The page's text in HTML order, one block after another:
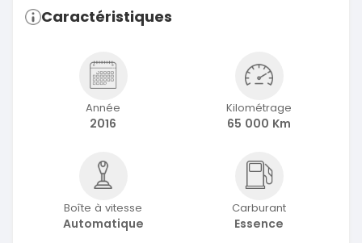
Caractéristiques
Année
2016
Kilométrage
65 000 Km
Boîte à vitesse
Automatique
Carburant
Essence